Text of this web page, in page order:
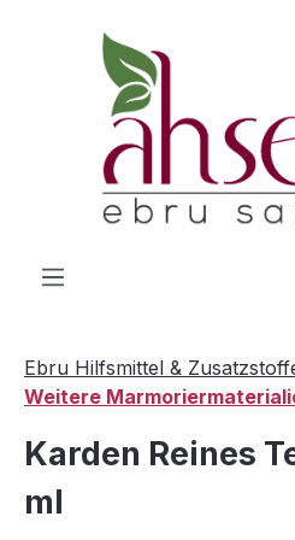
Zum Hauptinhalt springen
Ebru Hilfsmittel &
Weitere
Karden Reines
ml